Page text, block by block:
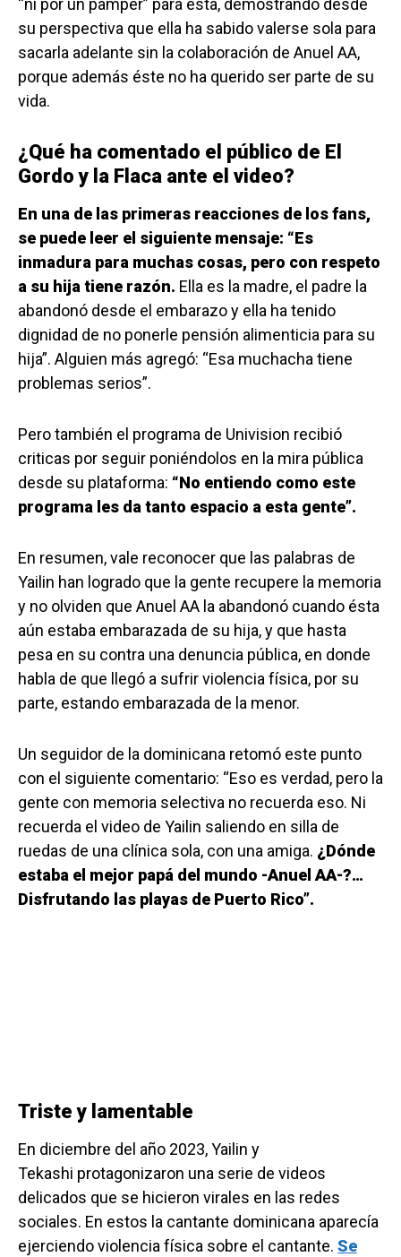
“ni por un pamper” para ésta, demostrando desde
su perspectiva que ella ha sabido valerse sola para
sacarla adelante sin la colaboración de Anuel AA,
porque además éste no ha querido ser parte de su
vida.
¿Qué ha comentado el público de El
Gordo y la Flaca ante el video?
En una de las primeras reacciones de los fans,
se puede leer el siguiente mensaje: “Es
inmadura para muchas cosas, pero con respeto
a su hija tiene razón. Ella es la madre, el padre la
abandonó desde el embarazo y ella ha tenido
dignidad de no ponerle pensión alimenticia para su
hija”. Alguien más agregó: “Esa muchacha tiene
problemas serios”.
Pero también el programa de Univision recibió
criticas por seguir poniéndolos en la mira pública
desde su plataforma: “No entiendo como este
programa les da tanto espacio a esta gente”.
En resumen, vale reconocer que las palabras de
Yailin han logrado que la gente recupere la memoria
y no olviden que Anuel AA la abandonó cuando ésta
aún estaba embarazada de su hija, y que hasta
pesa en su contra una denuncia pública, en donde
habla de que llegó a sufrir violencia física, por su
parte, estando embarazada de la menor.
Un seguidor de la dominicana retomó este punto
con el siguiente comentario: “Eso es verdad, pero la
gente con memoria selectiva no recuerda eso. Ni
recuerda el video de Yailin saliendo en silla de
ruedas de una clínica sola, con una amiga. ¿Dónde
estaba el mejor papá del mundo -Anuel AA-?…
Disfrutando las playas de Puerto Rico”.
Triste y lamentable
En diciembre del año 2023, Yailin y
Tekashi protagonizaron una serie de videos
delicados que se hicieron virales en las redes
sociales. En estos la cantante dominicana aparecía
ejerciendo violencia física sobre el cantante. Se